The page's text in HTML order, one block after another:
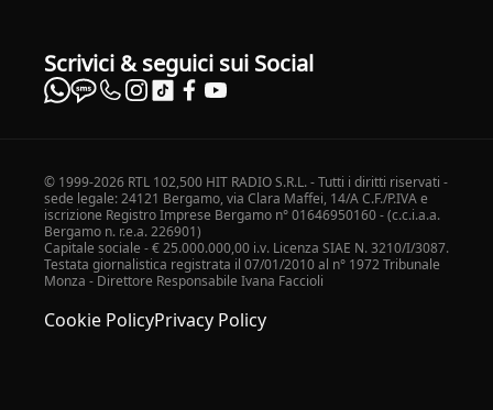
Scrivici & seguici sui Social
© 1999-2026 RTL 102,500 HIT RADIO S.R.L. - Tutti i diritti riservati -
sede legale: 24121 Bergamo, via Clara Maffei, 14/A C.F./P.IVA e
iscrizione Registro Imprese Bergamo n° 01646950160 - (c.c.i.a.a.
Bergamo n. r.e.a. 226901)
Capitale sociale - € 25.000.000,00 i.v. Licenza SIAE N. 3210/I/3087.
Testata giornalistica registrata il 07/01/2010 al n° 1972 Tribunale
Monza - Direttore Responsabile Ivana Faccioli
Cookie PolicyPrivacy Policy